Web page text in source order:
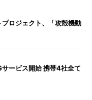
ロジェクト、「攻殻機動
ービス開始 携帯4社全て